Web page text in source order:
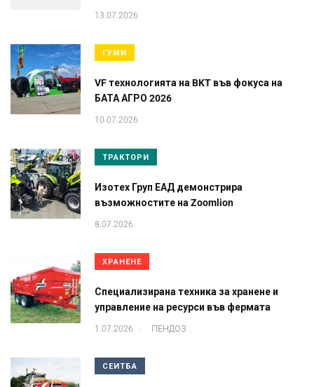
13.07.2026
ГУМИ
VF технологията на BKT във фокуса на
БАТА АГРО 2026
10.07.2026
ТРАКТОРИ
Изотех Груп ЕАД демонстрира
възможностите на Zoomlion
8.07.2026
ХРАНЕНЕ
Специализирана техника за хранене и
управление на ресурси във фермата
1.07.2026 . ПЕНДОЗ
СЕИТБА